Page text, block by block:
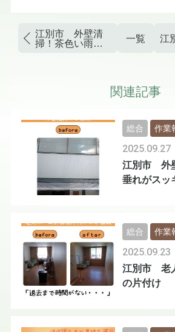
江別市 外壁清
掃！茶色い雨垂
一覧 江
関連記事
江別市 外
垂れがスッ
2025.09.27
総合 作業
江別市 老
の片付け
2025.09.23
総合 作業